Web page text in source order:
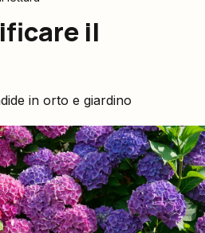
il
in orto e giardino